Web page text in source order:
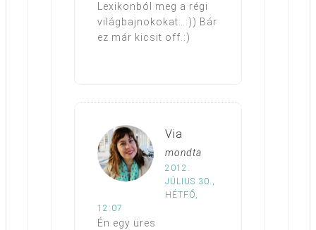
Lexikonból meg a régi
világbajnokokat…:)) Bár
ez már kicsit off.:)
Via
mondta
2012.
JÚLIUS 30.,
HÉTFŐ,
12:07
Én egy üres